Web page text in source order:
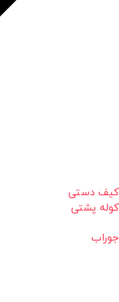
کیف دستی
کوله پشتی
جوراب